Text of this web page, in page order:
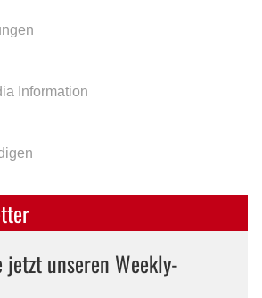
Information
jetzt unseren Weekly-